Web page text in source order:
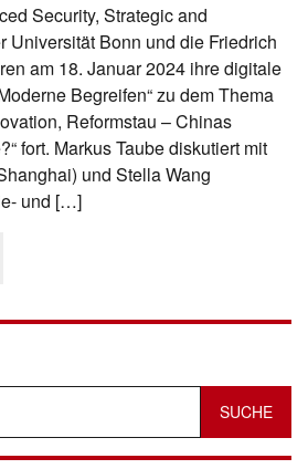
Security, Strategic and
Universität Bonn und die Friedrich
am 18. Januar 2024 ihre digitale
Begreifen“ zu dem Thema
Reformstau – Chinas
fort. Markus Taube diskutiert mit
und Stella Wang
und […]